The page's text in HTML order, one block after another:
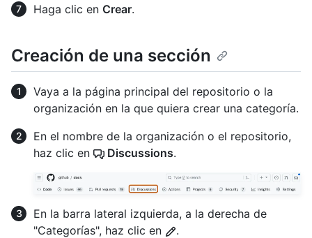
Haga clic en Crear.
Creación de una sección
Vaya a la página principal del repositorio o la
organización en la que quiera crear una categoría.
En el nombre de la organización o el repositorio,
haz clic en
Discussions.
En la barra lateral izquierda, a la derecha de
"Categorías", haz clic en
.